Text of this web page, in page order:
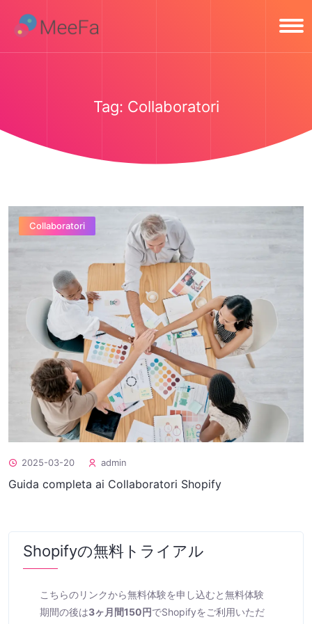
Tag: Collaboratori
Collaboratori
2025-03-20 admin
Guida completa ai Collaboratori Shopify
Shopifyの無料トライアル
こちらのリンクから無料体験を申し込むと無料体験
期間の後は3ヶ月間150円でShopifyをご利用いただ